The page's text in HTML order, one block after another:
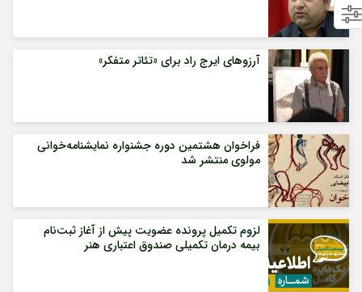
آرزوهای ایرج راد برای «تئاتر متفکر»
فراخوان هشتمین دوره جشنواره نمایشنامه‌خوانی
مولوی منتشر شد
لزوم تکمیل پرونده عضویت پیش از آغاز ثبت‌نام
بیمه درمان تکمیلی صندوق اعتباری هنر